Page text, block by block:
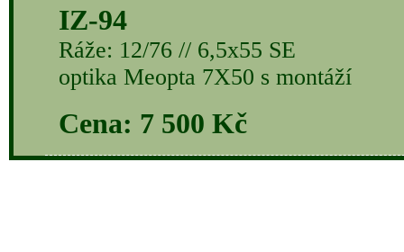
IZ-94
Ráže: 12/76 // 6,5x55 SE
optika Meopta 7X50 s montáží
Cena: 7 500 Kč